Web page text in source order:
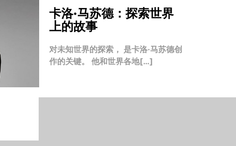
卡洛·马苏德：探索世界
上的故事
对未知世界的探索， 是卡洛·马苏德创
作的关键。 他和世界各地[…]